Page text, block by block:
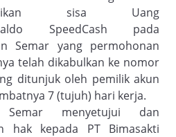
sisa Uang
Saldo SpeedCash pada
Semar yang permohonan
telah dikabulkan ke nomor
ditunjuk oleh pemilik akun
7 (tujuh) hari kerja.
Semar menyetujui dan
hak kepada PT Bimasakti